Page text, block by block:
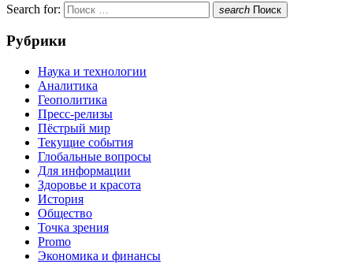
Search for: search Поиск
Рубрики
Наука и технологии
Аналитика
Геополитика
Пресс-релизы
Пёстрый мир
Текущие события
Глобальные вопросы
Для информации
Здоровье и красота
История
Общество
Точка зрения
Promo
Экономика и финансы